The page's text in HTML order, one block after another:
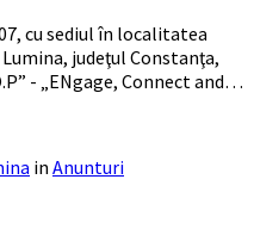
cu sediul în localitatea
judeţul Constanţa,
- „ENgage, Connect and…
in Anunturi